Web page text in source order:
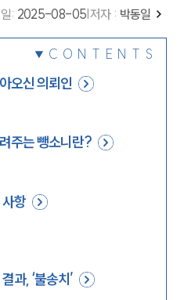
: 2025-08-05 저자 : 박동일
CONTENTS
오신 의뢰인
주는 뺑소니란?
항
과, ‘불송치’